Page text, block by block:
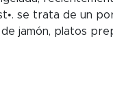
se trata de un
jamón, platos